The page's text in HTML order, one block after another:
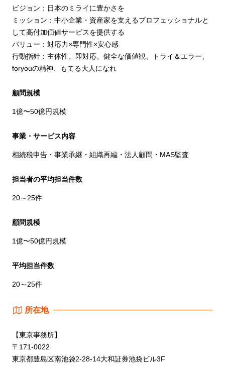
ビジョン：日本のミライに豊かさを
ミッション：中小企業・資産家を支えるプロフェッショナルと
して高付加価値サービスを提供する
バリュー：対応力×専門性×安心感
行動指針：主体性、即対応、健全な価値観、トライ＆エラー、
foryouの精神、もてる大人になれ
顧問規模
1億〜50億円規模
事業・サービス内容
相続税申告・事業承継・組織再編・法人顧問・MAS監査
担当者の平均担当件数
20～25件
顧問規模
1億〜50億円規模
平均担当件数
20～25件
所在地
【東京事務所】
〒171-0022
東京都豊島区南池袋2-28-14大和証券池袋ビル3F